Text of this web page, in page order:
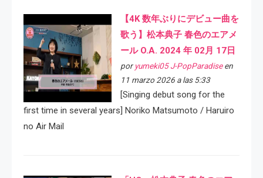
【4K 数年ぶりにデビュー曲を
歌う】松本典子 春色のエアメ
ール O.A. 2024 年 02月 17日
por yumeki05 J-PopParadiseen
11 marzo 2026 a las 5:33
[Singing debut song for the
first time in several years] Noriko Matsumoto / Haruiro
no Air Mail